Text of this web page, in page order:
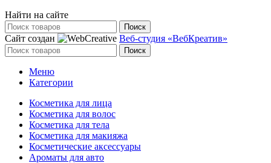
Найти на сайте
Поиск
Сайт создан Веб-студия «ВебКреатив»
Поиск
Меню
Категории
Косметика для лица
Косметика для волос
Косметика для тела
Косметика для макияжа
Косметические аксессуары
Ароматы для авто